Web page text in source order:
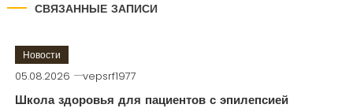
СВЯЗАННЫЕ ЗАПИСИ
Новости
05.08.2026 vepsrf1977
Школа здоровья для пациентов с эпилепсией